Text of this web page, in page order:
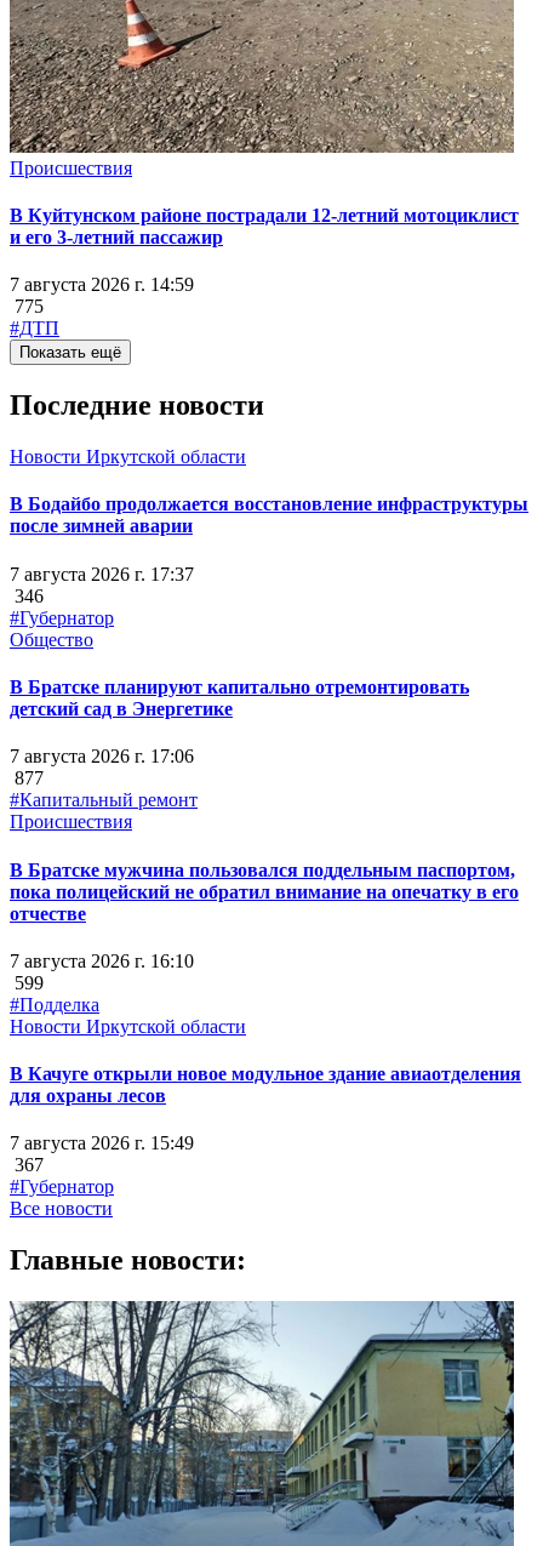
Происшествия
В Куйтунском районе пострадали 12-летний мотоциклист
и его 3-летний пассажир
7 августа 2026 г. 14:59
775
#ДТП
Показать ещё
Последние новости
Новости Иркутской области
В Бодайбо продолжается восстановление инфраструктуры
после зимней аварии
7 августа 2026 г. 17:37
346
#Губернатор
Общество
В Братске планируют капитально отремонтировать
детский сад в Энергетике
7 августа 2026 г. 17:06
877
#Капитальный ремонт
Происшествия
В Братске мужчина пользовался поддельным паспортом,
пока полицейский не обратил внимание на опечатку в его
отчестве
7 августа 2026 г. 16:10
599
#Подделка
Новости Иркутской области
В Качуге открыли новое модульное здание авиаотделения
для охраны лесов
7 августа 2026 г. 15:49
367
#Губернатор
Все новости
Главные новости: